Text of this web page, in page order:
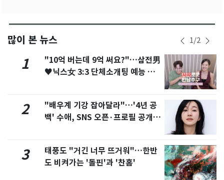
많이 본 뉴스 1/2
1
"10억 버는데 9억 써요?"…삼전男
♥닉스女 3:3 단체소개팅 예능 화
2
"배우계 기강 잡아달라"…'4년 공
백' 수애, SNS 오픈·프로필 공개
3
태풍도 "거긴 너무 뜨거워"…한반
도 비켜가는 '돌핀'과 '찬홈'